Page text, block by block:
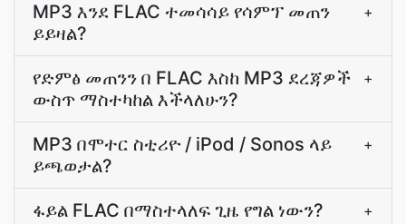
MP3 እንደ FLAC ተመሳሳይ የሳምፕ መጠን
ይይዛል?
+
የድምፅ መጠንን በ FLAC እስከ MP3 ደረጃዎች
ውስጥ ማስተካከል እችላለሁን?
+
MP3 በሞተር ስቲሪዮ / iPod / Sonos ላይ
ይጫወታል?
+
ፋይል FLAC በማስተላለፍ ጊዜ የግል ነውን? +